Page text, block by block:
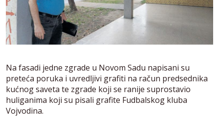
Na fasadi jedne zgrade u Novom Sadu napisani su
preteća poruka i uvredljivi grafiti na račun predsednika
kućnog saveta te zgrade koji se ranije suprostavio
huliganima koji su pisali grafite Fudbalskog kluba
Vojvodina.